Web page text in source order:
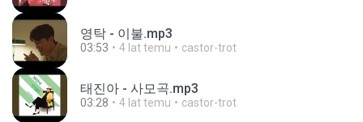
영탁 - 이불.mp3
03:53 4 lat temu castor-trot
태진아 - 사모곡.mp3
03:28 4 lat temu castor-trot